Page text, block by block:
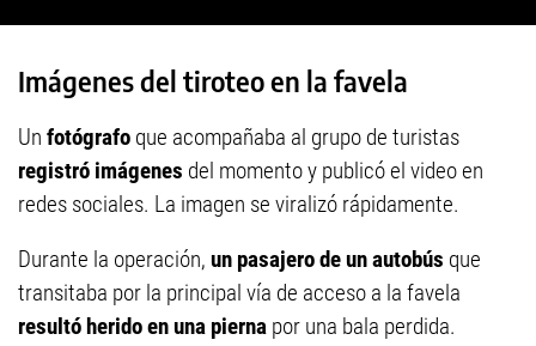
Imágenes del tiroteo en la favela
Un fotógrafo que acompañaba al grupo de turistas
registró imágenes del momento y publicó el video en
redes sociales. La imagen se viralizó rápidamente.
Durante la operación, un pasajero de un autobús que
transitaba por la principal vía de acceso a la favela
resultó herido en una pierna por una bala perdida.